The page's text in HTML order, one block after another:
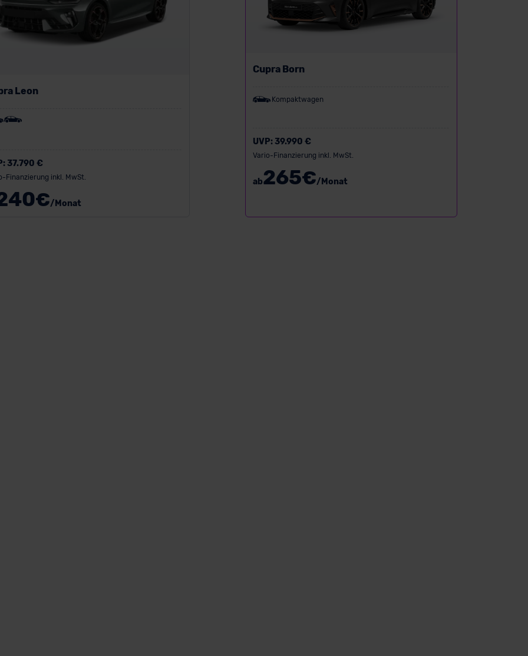
Leon
37.790 €
Finanzierung inkl. MwSt.
€/Monat
Cupra Born
Kompaktwagen
UVP:39.990 €
Vario-Finanzierung inkl. MwSt.
ab265€/Monat